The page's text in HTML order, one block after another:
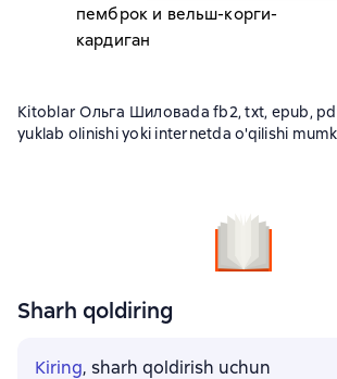
пемброк и вельш-корги-
кардиган
Kitoblar Ольга Шиловаda fb2, txt, epub,
yuklab olinishi yoki internetda o'qilishi
Sharh qoldiring
Kiring, sharh qoldirish uchun